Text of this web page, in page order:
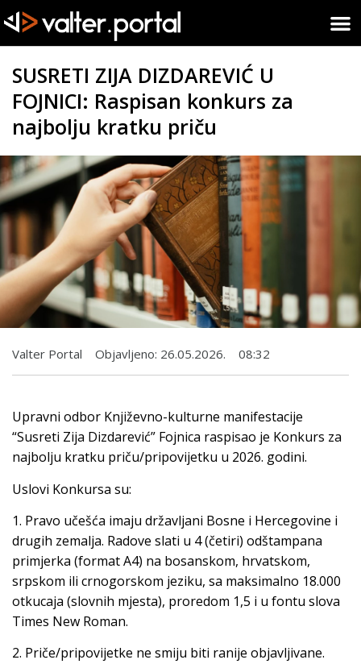
SUSRETI ZIJA DIZDAREVIĆ U
FOJNICI: Raspisan konkurs za
najbolju kratku priču
Valter Portal Objavljeno: 26.05.2026. 08:32
Upravni odbor Književno-kulturne manifestacije
“Susreti Zija Dizdarević” Fojnica raspisao je Konkurs za
najbolju kratku priču/pripovijetku u 2026. godini.
Uslovi Konkursa su:
1. Pravo učešća imaju državljani Bosne i Hercegovine i
drugih zemalja. Radove slati u 4 (četiri) odštampana
primjerka (format A4) na bosanskom, hrvatskom,
srpskom ili crnogorskom jeziku, sa maksimalno 18.000
otkucaja (slovnih mjesta), proredom 1,5 i u fontu slova
Times New Roman.
2. Priče/pripovijetke ne smiju biti ranije objavljivane.